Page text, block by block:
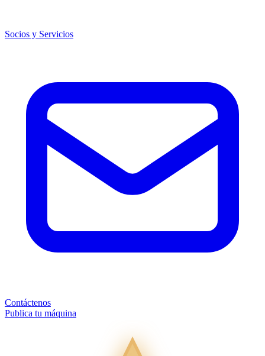
Socios y Servicios
Contáctenos
Publica tu máquina